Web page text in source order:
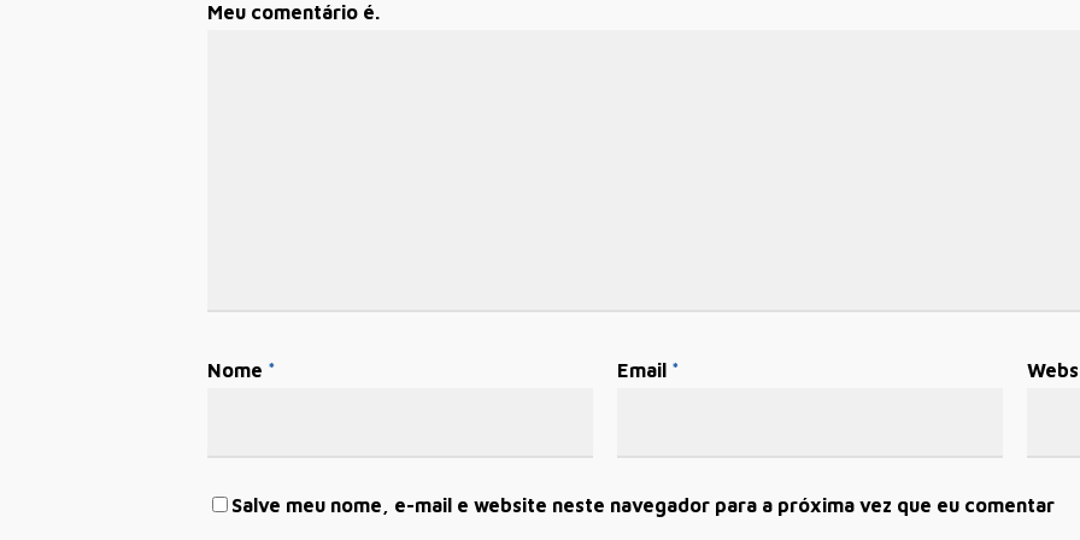
Meu comentário é.
Nome * Email *
Salve meu nome, e-mail e website neste navegador para a próxima vez que eu comentar